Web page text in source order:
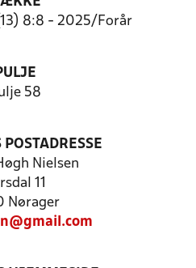
8:8 - 2025/Forår
58
POSTADRESSE
Nielsen
11
Nørager